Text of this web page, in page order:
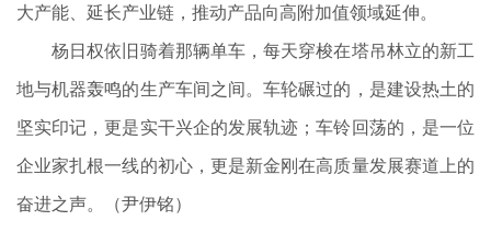
大产能、延长产业链，推动产品向高附加值领域延伸。
杨日权依旧骑着那辆单车，每天穿梭在塔吊林立的新工
地与机器轰鸣的生产车间之间。车轮碾过的，是建设热土的
坚实印记，更是实干兴企的发展轨迹；车铃回荡的，是一位
企业家扎根一线的初心，更是新金刚在高质量发展赛道上的
奋进之声。（尹伊铭）